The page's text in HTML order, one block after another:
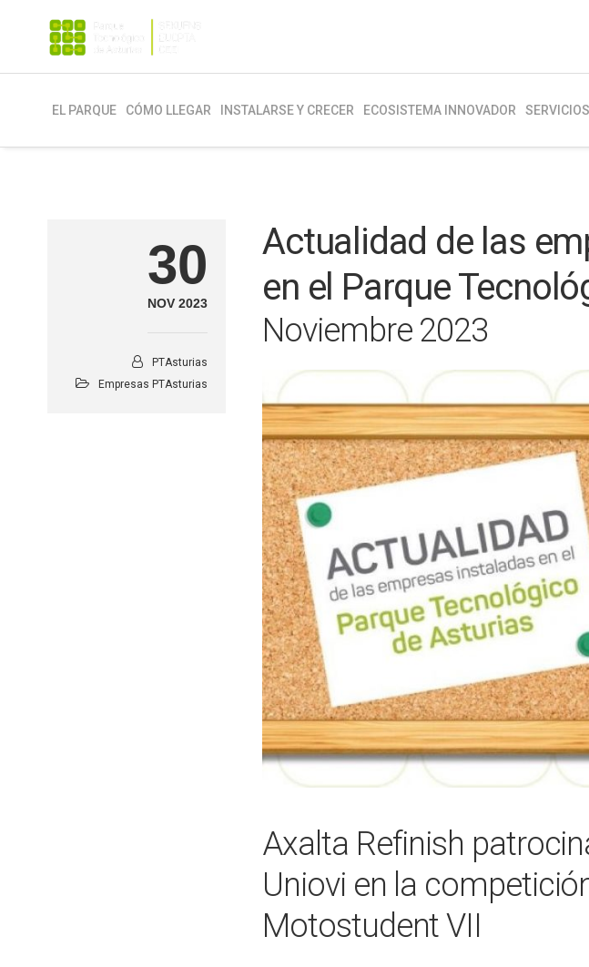
EL PARQUE CÓMO LLEGAR INSTALARSE Y CRECER ECOSISTEMA INNOVADOR
30
NOV 2023
PTAsturias
Empresas PTAsturias
Actualidad de las
en el Parque
Noviembre 2023
Axalta Refinish
Uniovi en la
Motostudent VII